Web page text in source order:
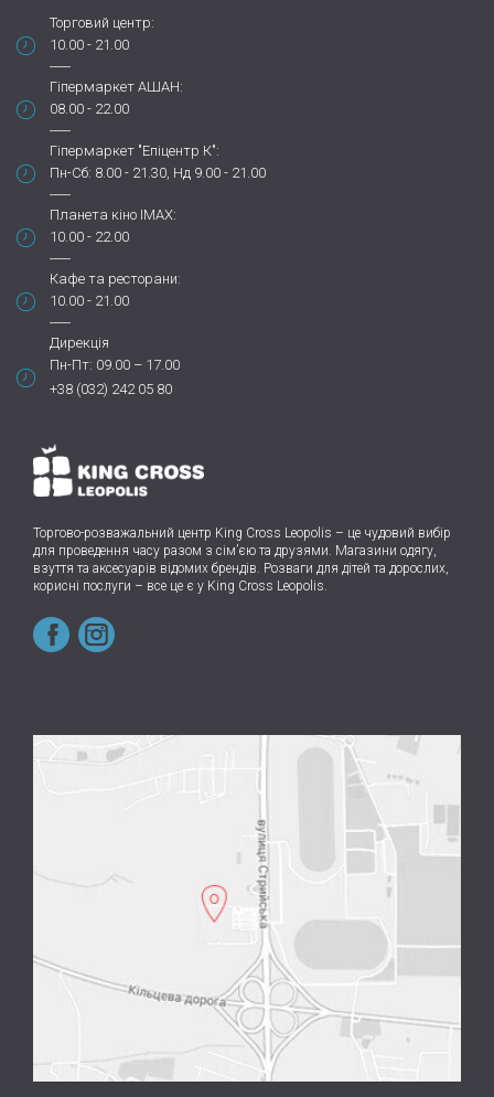
Торговий центр:
10.00 - 21.00
Гіпермаркет АШАН:
08.00 - 22.00
Гіпермаркет "Епіцентр К":
Пн-Сб: 8.00 - 21.30, Нд 9.00 - 21.00
Планета кіно IMAX:
10.00 - 22.00
Кафе та ресторани:
10.00 - 21.00
Дирекція
Пн-Пт: 09.00 – 17.00
+38 (032) 242 05 80
Торгово-розважальний центр King Cross Leopolis – це чудовий вибір
для проведення часу разом з сім’єю та друзями. Магазини одягу,
взуття та аксесуарів відомих брендів. Розваги для дітей та дорослих,
корисні послуги – все це є у King Cross Leopolis.